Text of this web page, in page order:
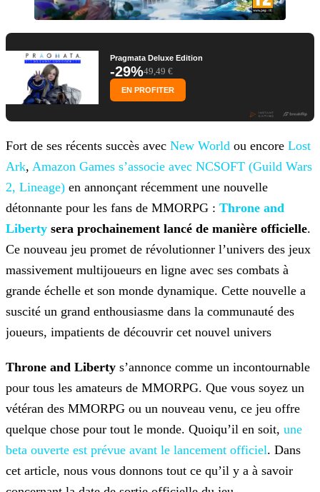
Pragmata Deluxe Edition
-29%49,49 €
EN PROFITER
Fort de ses récents succès avec New World ou encore Lost
Ark, Amazon Games s’associe avec NCSOFT (Guild Wars
2, Lineage) en annonçant récemment une nouvelle
détonnante pour les fans de MMORPG : Throne and
Liberty sera prochainement lancé de manière officielle.
Ce nouveau jeu promet de révolutionner l’univers des jeux
massivement multijoueurs en ligne avec ses combats à
grande échelle et son monde dynamique. Cette nouvelle a
suscité un grand enthousiasme dans la communauté des
joueurs, impatients de découvrir cet nouvel univers
Throne and Liberty s’annonce comme un incontournable
pour tous les amateurs de MMORPG. Que vous soyez un
vétéran des MMORPG ou un nouveau venu, ce jeu offre
quelque chose pour tout le monde. Quoiqu’il en soit, une
beta ouverte est prévue avant le lancement officiel. Dans
cet article, nous vous donnons tout ce qu’il y a à savoir